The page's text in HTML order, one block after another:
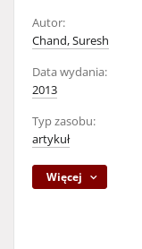
Autor:
Chand, Suresh
Data wydania:
2013
Typ zasobu:
artykuł
Więcej